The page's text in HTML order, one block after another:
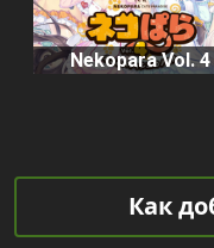
Nekopara Vol. 4
Как